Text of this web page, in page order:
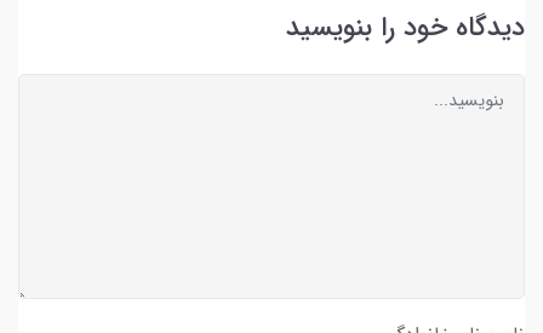
دیدگاه خود را بنویسید